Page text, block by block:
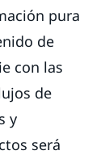
pura
de
con las
de
y
será